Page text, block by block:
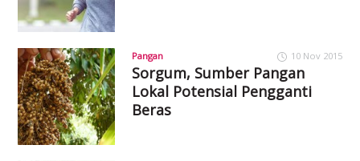
Pangan 10 Nov 2015
Sorgum, Sumber Pangan
Lokal Potensial Pengganti
Beras